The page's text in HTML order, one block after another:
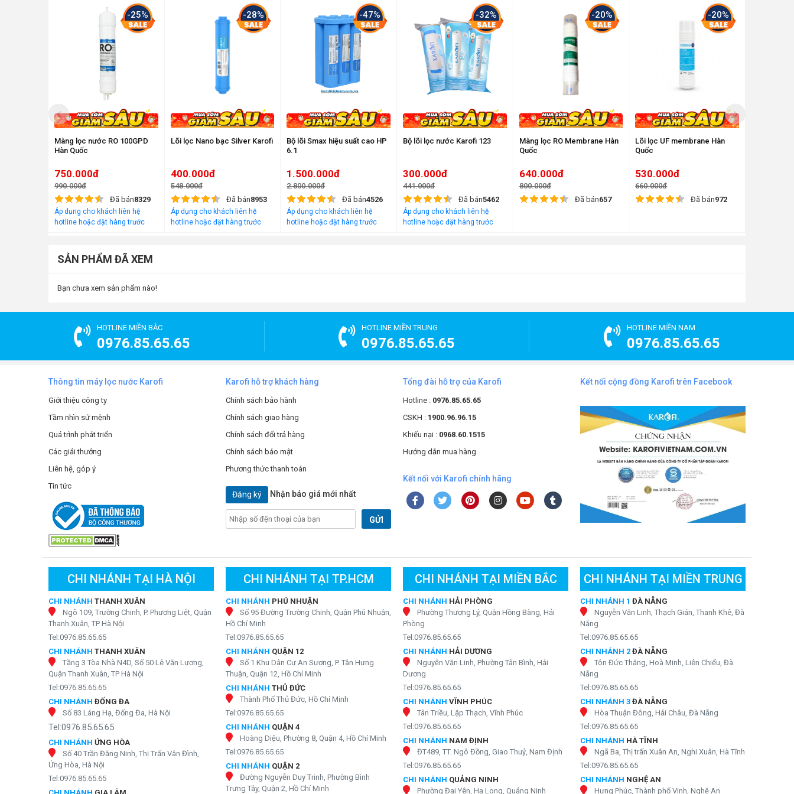
Lõi GAC-T33 làm từ than hoạt tính gáo dừa
Lõi khoáng đá Mineral được sản xuất từ các hạt đá Maifan, chứa Germanium và 45 khoáng chất quan trọng như canxi,
cho cơ thể, đồng thời trung hòa axit và ổn định độ pH trong nước. Nước không chỉ sạch mà còn tốt cho sức khỏe.
Lõi khoáng đá Mineral bổ sung các khoáng chất quan trọng
Lõi số 7 - Lõi ORP Alkaline
Lõi lọc nước Alkaline
được cấu tạo từ các loại đá hiếm thiên nhiên và các hạt ORP (Oxidation Reduction Potential).
Những hạt này đóng vai trò quan trọng trong quá trình khử chất oxy hóa trong nước, giúp chúng trao đổi điện tích với các
chất oxy hóa.
Tác dụng của lõi ORP Alkaline:
Giảm chỉ số ORP trong nước, đồng thời nâng cao hệ miễn dịch cơ thể, giảm nguy cơ mắc các bệnh liên quan đến quá
trình lão hóa tế bào.
Tăng cao mức độ pH của nước, hỗ trợ cơ thể duy trì sự cân bằng axit, đồng thời ngăn chặn quá trình oxy hóa, làm
-25%
Màng lọc nước RO 100GPD
Hàn Quốc
750.000đ
990.000đ
Đã bán8329
Áp dụng cho khách liên hệ
hotline hoặc đặt hàng trước
-28%
Lõi lọc Nano bạc Silver Karofi
400.000đ
548.000đ
Đã bán8953
Áp dụng cho khách liên hệ
hotline hoặc đặt hàng trước
-47%
Bộ lõi Smax hiệu suất cao HP
6.1
1.500.000đ
2.800.000đ
Đã bán4526
Áp dụng cho khách liên hệ
hotline hoặc đặt hàng trước
-32%
Bộ lõi lọc nước Karofi 123
300.000đ
441.000đ
Đã bán5462
Áp dụng cho khách liên hệ
hotline hoặc đặt hàng trước
-20%
Màng lọc RO Membrane Hàn
Quốc
640.000đ
800.000đ
Đã bán657
-20%
Lõi lọc UF membrane Hàn
Quốc
530.000đ
660.000đ
Đã bán972
SẢN PHẨM ĐÃ XEM
Bạn chưa xem sản phẩm nào!
HOTLINE MIỀN BẮC
0976.85.65.65
HOTLINE MIỀN TRUNG
0976.85.65.65
HOTLINE MIỀN NAM
0976.85.65.65
Thông tin máy lọc nước Karofi
Giới thiệu công ty
Tầm nhìn sứ mệnh
Quá trình phát triển
Các giải thưởng
Liên hệ, góp ý
Tin tức
Karofi hỗ trợ khách hàng
Chính sách bảo hành
Chính sách giao hàng
Chính sách đổi trả hàng
Chính sách bảo mật
Phương thức thanh toán
Đăng ký Nhận báo giá mới nhất
GỬI
Tổng đài hỗ trợ của Karofi
Hotline : 0976.85.65.65
CSKH : 1900.96.96.15
Khiếu nại : 0968.60.1515
Hướng dẫn mua hàng
Kết nối với Karofi chính hãng
Kết nối cộng đồng Karofi trên Facebook
CHI NHÁNH TẠI HÀ NỘI
CHI NHÁNH THANH XUÂN
Ngõ 109, Trường Chinh, P. Phương Liệt, Quận
Thanh Xuân, TP Hà Nội
Tel:0976.85.65.65
CHI NHÁNH THANH XUÂN
Tầng 3 Tòa Nhà N4D, Số 50 Lê Văn Lương,
Quận Thanh Xuân, TP Hà Nội
Tel:0976.85.65.65
CHI NHÁNH ĐỐNG ĐA
Số 83 Láng Hạ, Đống Đa, Hà Nội
Tel:0976.85.65.65
CHI NHÁNH ỨNG HÒA
Số 40 Trần Đăng Ninh, Thị Trấn Vân Đình,
Ứng Hòa, Hà Nội
Tel:0976.85.65.65
CHI NHÁNH TẠI TP.HCM
CHI NHÁNH PHÚ NHUẬN
Số 95 Đường Trường Chinh, Quận Phú Nhuận,
Hồ Chí Minh
Tel:0976.85.65.65
CHI NHÁNH QUẬN 12
Số 1 Khu Dân Cư An Sương, P. Tân Hưng
Thuận, Quận 12, Hồ Chí Minh
CHI NHÁNH THỦ ĐỨC
Thành Phố Thủ Đức, Hồ Chí Minh
Tel:0976.85.65.65
CHI NHÁNH QUẬN 4
Hoàng Diệu, Phường 8, Quận 4, Hồ Chí Minh
Tel:0976.85.65.65
CHI NHÁNH QUẬN 2
Đường Nguyễn Duy Trinh, Phường Bình
Trưng Tây, Quận 2, Hồ Chí Minh
CHI NHÁNH TẠI MIỀN BẮC
CHI NHÁNH HẢI PHÒNG
Phường Thượng Lý, Quận Hồng Bàng, Hải
Phòng
Tel:0976.85.65.65
CHI NHÁNH HẢI DƯƠNG
Nguyễn Văn Linh, Phường Tân Bình, Hải
Dương
Tel:0976.85.65.65
CHI NHÁNH VĨNH PHÚC
Tân Triều, Lập Thạch, Vĩnh Phúc
Tel:0976.85.65.65
CHI NHÁNH NAM ĐỊNH
ĐT489, TT. Ngô Đồng, Giao Thuỷ, Nam Định
Tel:0976.85.65.65
CHI NHÁNH QUẢNG NINH
Phường Đại Yên, Hạ Long, Quảng Ninh
CHI NHÁNH TẠI MIỀN TRUNG
CHI NHÁNH 1 ĐÀ NẴNG
Nguyễn Văn Linh, Thạch Gián, Thanh Khê, Đà
Nẵng
Tel:0976.85.65.65
CHI NHÁNH 2 ĐÀ NẴNG
Tôn Đức Thắng, Hoà Minh, Liên Chiểu, Đà
Nẵng
Tel:0976.85.65.65
CHI NHÁNH 3 ĐÀ NẴNG
Hòa Thuận Đông, Hải Châu, Đà Nẵng
Tel:0976.85.65.65
CHI NHÁNH HÀ TĨNH
Ngã Ba, Thị trấn Xuân An, Nghi Xuân, Hà Tĩnh
Tel:0976.85.65.65
CHI NHÁNH NGHỆ AN
Hưng Phúc, Thành phố Vinh, Nghệ An